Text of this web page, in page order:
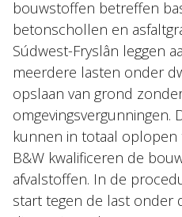
bouwstoffen betreffen
betonschollen en
Súdwest-Fryslân leggen
meerdere lasten onder
opslaan van grond
omgevingsvergunningen.
kunnen in totaal oplopen
B&W kwalificeren de
afvalstoffen. In de
start tegen de last onder